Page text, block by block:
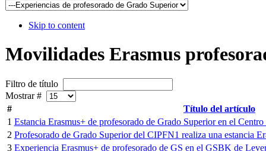
Skip to content
Movilidades Erasmus
Filtro de título
Mostrar #
#
Título del artículo
1 Estancia Erasmus+ de profesorado de Grado Superior en el
2 Profesorado de Grado Superior del CIPFN1 realiza una estancia
3 Experiencia Erasmus+ de profesorado de GS en el GSBK de